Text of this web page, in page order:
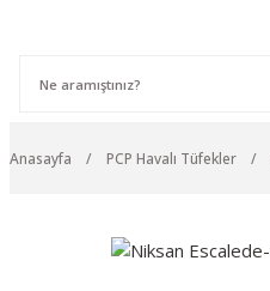
Anasayfa PCP Havalı Tüfekler